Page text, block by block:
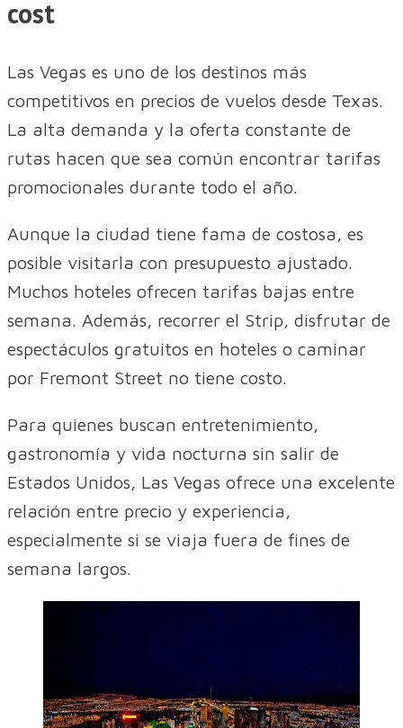
cost
Las Vegas es uno de los destinos más
competitivos en precios de vuelos desde Texas.
La alta demanda y la oferta constante de
rutas hacen que sea común encontrar tarifas
promocionales durante todo el año.
Aunque la ciudad tiene fama de costosa, es
posible visitarla con presupuesto ajustado.
Muchos hoteles ofrecen tarifas bajas entre
semana. Además, recorrer el Strip, disfrutar de
espectáculos gratuitos en hoteles o caminar
por Fremont Street no tiene costo.
Para quienes buscan entretenimiento,
gastronomía y vida nocturna sin salir de
Estados Unidos, Las Vegas ofrece una excelente
relación entre precio y experiencia,
especialmente si se viaja fuera de fines de
semana largos.